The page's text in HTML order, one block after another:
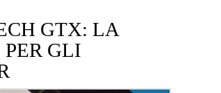
GTX: LA
PER GLI